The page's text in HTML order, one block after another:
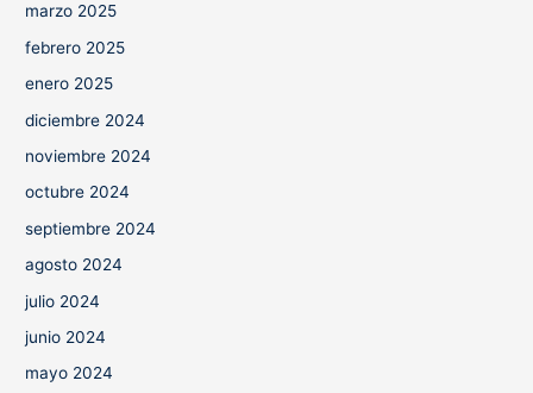
marzo 2025
febrero 2025
enero 2025
diciembre 2024
noviembre 2024
octubre 2024
septiembre 2024
agosto 2024
julio 2024
junio 2024
mayo 2024